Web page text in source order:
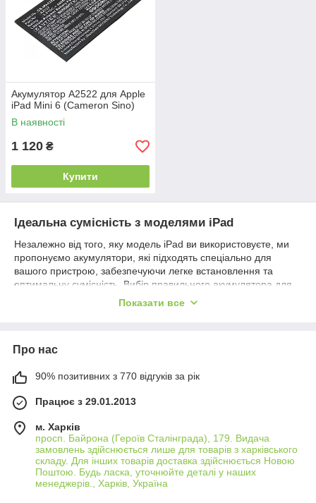
Акумулятор A2522 для Apple
iPad Mini 6 (Cameron Sino)
В наявності
1 120 ₴
Купити
Ідеальна сумісність з моделями iPad
Незалежно від того, яку модель iPad ви використовуєте, ми
пропонуємо акумулятори, які підходять спеціально для
вашого пристрою, забезпечуючи легке встановлення та
оптимальну сумісність. Вибір правильного акумулятора для
вашого iPad ніколи не був настільки простим та зручним.
iPad забезпечують високу ємність та тривалу роботу,
потужність протягом тривалого часу. Ви отримуєте надійне
Безпека використання
Кожен акумулятор оснащений захисними механізмами, що
гарантують безпеку використання вашого iPad. Захист від
перезарядження, перегріву та короткого замикання
забезпечує спокій та безпеку при кожному використанні
планшета.
Показати все
Про нас
90% позитивних з 770 відгуків за рік
Працює з 29.01.2013
м. Харків
просп. Байрона (Героїв Сталінграда), 179. Видача
замовлень здійснюється лише для товарів з харківського
складу. Для інших товарів доставка здійснюється Новою
Поштою. Будь ласка, уточнюйте деталі у наших
менеджерів., Харків, Україна